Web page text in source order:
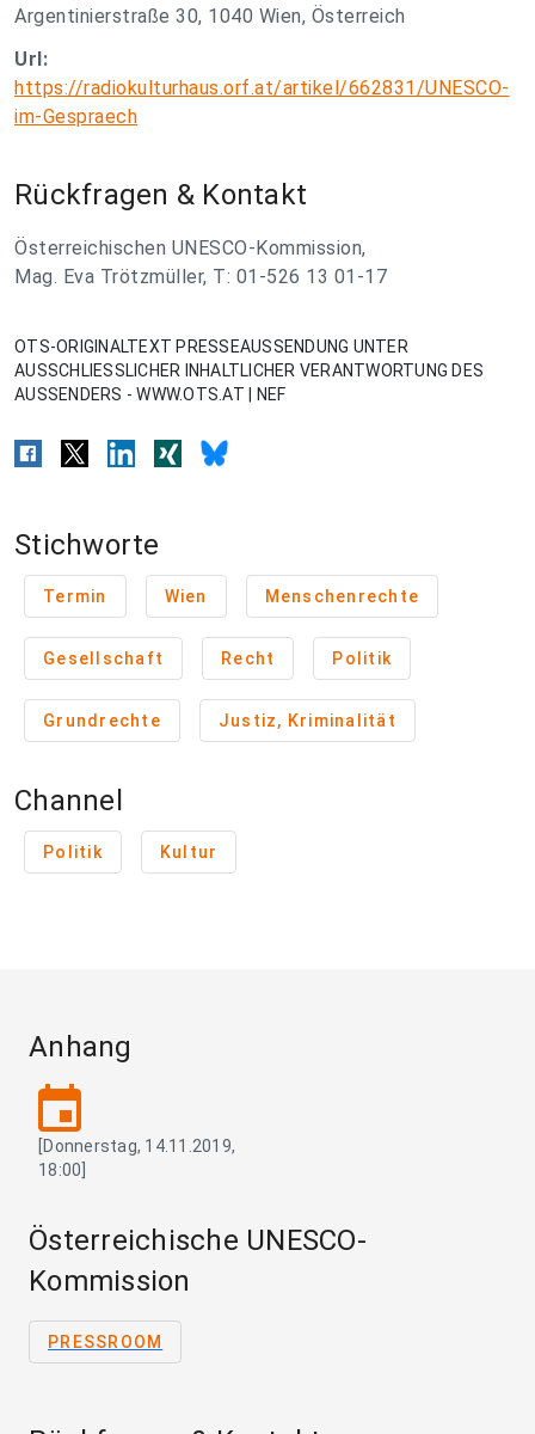
Argentinierstraße 30, 1040 Wien, Österreich
Url:
https://radiokulturhaus.orf.at/artikel/662831/UNESCO-
im-Gespraech
Rückfragen & Kontakt
Österreichischen UNESCO-Kommission,
Mag. Eva Trötzmüller, T: 01-526 13 01-17
OTS-ORIGINALTEXT PRESSEAUSSENDUNG UNTER
AUSSCHLIESSLICHER INHALTLICHER VERANTWORTUNG DES
AUSSENDERS - WWW.OTS.AT | NEF
Stichworte
Termin Wien Menschenrechte
Gesellschaft Recht Politik
Grundrechte Justiz, Kriminalität
Channel
Politik Kultur
Anhang
event
[Donnerstag, 14.11.2019,
18:00]
Österreichische UNESCO-
Kommission
PRESSROOM